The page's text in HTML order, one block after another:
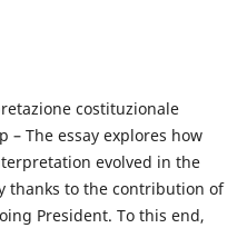
costituzionale
– The essay explores how
evolved in the
thanks to the contribution of
President. To this end,